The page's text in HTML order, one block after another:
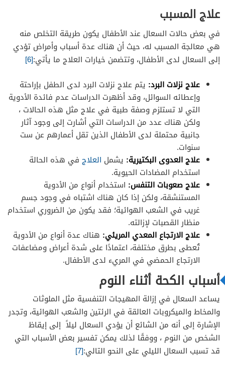
علاج المسبب
في بعض حالات السعال عند الأطفال يكون طريقة التخلص منه
هي معالجة المسبب له، حيث أن هناك عدة أسباب وأمراض تؤدي
إلى السعال لدى الأطفال، وتتضمن خيارات العلاج ما يأتي:[6]
علاج نزلات البرد: يتم علاج نزلات البرد لدى الطفل بإراحتة
وإعطائه السوائل، وقد أظهرت الدراسات عدم فائدة الأدوية
التي لا تستلزم وصفة طبية في علاج مثل هذه الحالات ،
ولكن هناك عدد من الدراسات التي أشارت إلى وجود آثار
جانبية محتملة لدى الأطفال الذين تقل أعمارهم عن ست
سنوات.
علاج العدوى البكتيرية: يشمل العلاج في هذه الحالة
استخدام المضادات الحيوية.
علاج صعوبات التنفس: استخدام أنواع من الأدوية
المستنشقة، ولكن إذا كان هناك اشتباه في وجود جسم
غريب في الشعب الهوائية؛ فقد يكون من الضروري استخدام
منظار القصبات لإزالته.
علاج الارتجاع المعدي المريئي: هناك عدة أنواع من الأدوية
تُعطى بطرق مختلفة، اعتمادًا على شدة أعراض ومضاعفات
الارتجاع الحمضي في المريء لدى الأطفال.
أسباب الكحة أثناء النوم
يساعد السعال في إزالة المهيجات التنفسية مثل الملوثات
والمخاط والميكروبات العالقة في الرئتين والشعب الهوائية، وتجدر
الإشارة إلى أنه من الشائع أن يؤدي السعال ليلاً إلى إيقاظ
الشخص من النوم ، ووفقًا لذلك يمكن تفسير بعض الأسباب التي
قد تسبب السعال الليلي على النحو التالي:[7]